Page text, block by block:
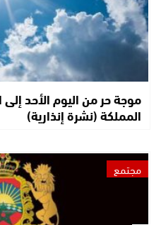
موجة حر من اليوم الأحد
المملكة (نشرة إنذارية)
مجتمع